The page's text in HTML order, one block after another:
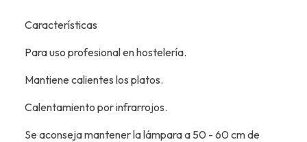
Características
Para uso profesional en hostelería.
Mantiene calientes los platos.
Calentamiento por infrarrojos.
Se aconseja mantener la lámpara a 50 - 60 cm de